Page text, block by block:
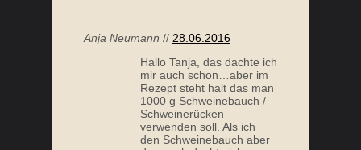
dann sah dachte ich ne
das wird nix. Habe dann
Schweineschulter bzw
Nacken gekauft. Der
Bauch liegt im Gefriefach
;-)
Antworten